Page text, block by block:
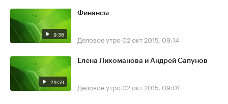
9:36
Финансы
Деловое утро 02 окт 2015, 09:14
29:59
Елена Лихоманова и Андрей Сапунов
Деловое утро 02 окт 2015, 09:01